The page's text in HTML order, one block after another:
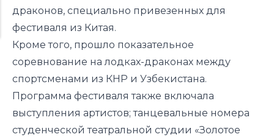
драконов, специально привезенных для
фестиваля из Китая.
Кроме того, прошло показательное
соревнование на лодках-драконах между
спортсменами из КНР и Узбекистана.
Программа фестиваля также включала
выступления артистов; танцевальные номера
студенческой театральной студии «Золотое